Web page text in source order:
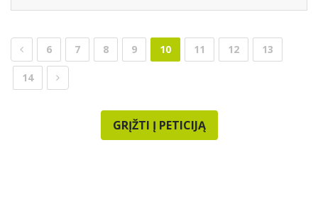
6 7 8 9 10 11 12 13
14
GRĮŽTI Į PETICIJĄ